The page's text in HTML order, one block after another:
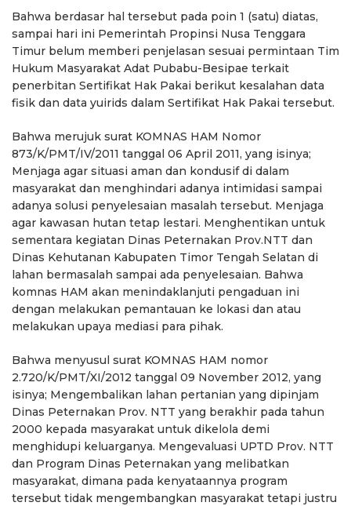
Bahwa berdasar hal tersebut pada poin 1 (satu) diatas,
sampai hari ini Pemerintah Propinsi Nusa Tenggara
Timur belum memberi penjelasan sesuai permintaan Tim
Hukum Masyarakat Adat Pubabu-Besipae terkait
penerbitan Sertifikat Hak Pakai berikut kesalahan data
fisik dan data yuirids dalam Sertifikat Hak Pakai tersebut.
Bahwa merujuk surat KOMNAS HAM Nomor
873/K/PMT/IV/2011 tanggal 06 April 2011, yang isinya;
Menjaga agar situasi aman dan kondusif di dalam
masyarakat dan menghindari adanya intimidasi sampai
adanya solusi penyelesaian masalah tersebut. Menjaga
agar kawasan hutan tetap lestari. Menghentikan untuk
sementara kegiatan Dinas Peternakan Prov.NTT dan
Dinas Kehutanan Kabupaten Timor Tengah Selatan di
lahan bermasalah sampai ada penyelesaian. Bahwa
komnas HAM akan menindaklanjuti pengaduan ini
dengan melakukan pemantauan ke lokasi dan atau
melakukan upaya mediasi para pihak.
Bahwa menyusul surat KOMNAS HAM nomor
2.720/K/PMT/XI/2012 tanggal 09 November 2012, yang
isinya; Mengembalikan lahan pertanian yang dipinjam
Dinas Peternakan Prov. NTT yang berakhir pada tahun
2000 kepada masyarakat untuk dikelola demi
menghidupi keluarganya. Mengevaluasi UPTD Prov. NTT
dan Program Dinas Peternakan yang melibatkan
masyarakat, dimana pada kenyataannya program
tersebut tidak mengembangkan masyarakat tetapi justru